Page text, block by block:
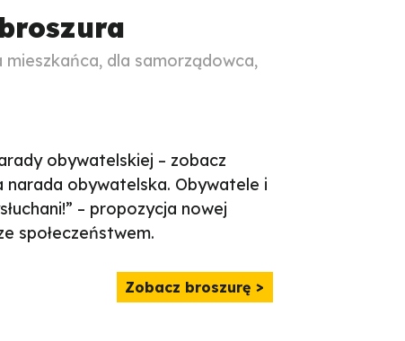
dla samorządowca,
obywatelskiej – zobacz
narada obywatelska. Obywatele i
– propozycja nowej
społeczeństwem.
Zobacz broszurę